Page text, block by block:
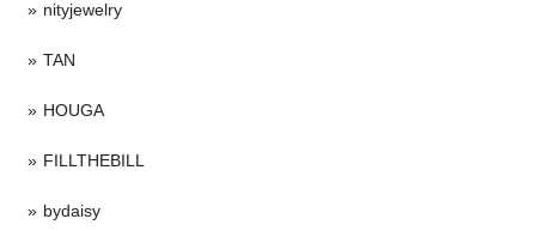
nityjewelry
TAN
HOUGA
FILLTHEBILL
bydaisy